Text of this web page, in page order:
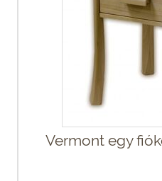
Vermont egy